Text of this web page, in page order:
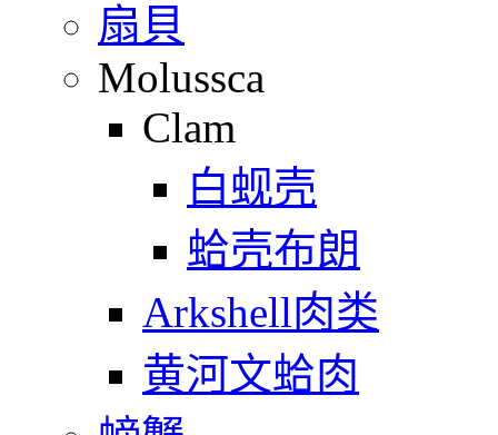
扇貝
Molussca
Clam
白蚬壳
蛤壳布朗
Arkshell肉类
黄河文蛤肉